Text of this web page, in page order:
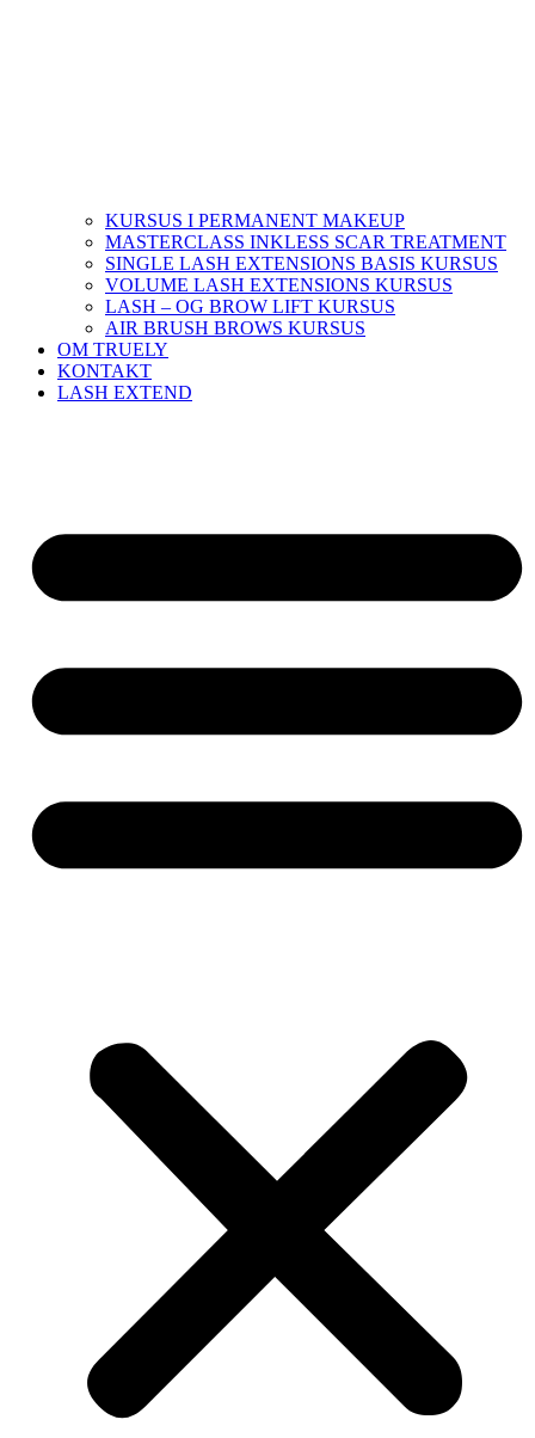
KURSUS I PERMANENT MAKEUP
MASTERCLASS INKLESS SCAR TREATMENT
SINGLE LASH EXTENSIONS BASIS KURSUS
VOLUME LASH EXTENSIONS KURSUS
LASH – OG BROW LIFT KURSUS
AIR BRUSH BROWS KURSUS
OM TRUELY
KONTAKT
LASH EXTEND